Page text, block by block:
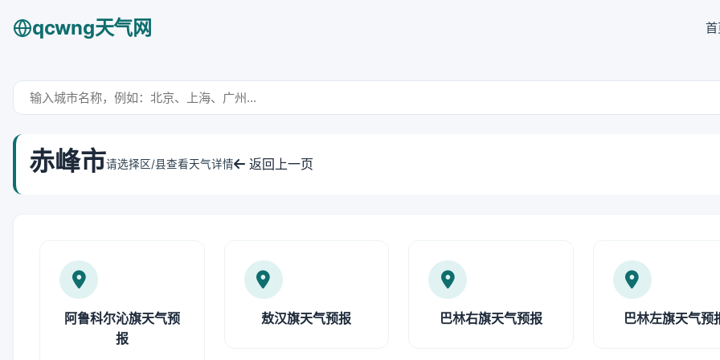
qcwng天气网
赤峰市请选择区/县查看天气详情 返回上一页
阿鲁科尔沁旗天气预
报
敖汉旗天气预报 巴林右旗天气预报 巴林左旗天气预